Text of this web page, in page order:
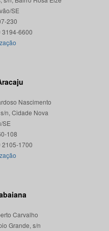
SE
230
Nascimento
n, Cidade Nova
SE
108
Carvalho
Grande, s/n